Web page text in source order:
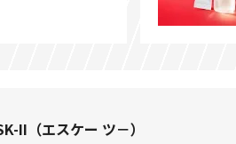
II（エスケー ツ－）